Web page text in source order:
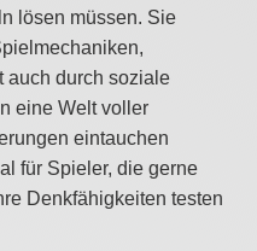
lösen müssen. Sie
auch durch soziale
eine Welt voller
eintauchen
für Spieler, die gerne
Denkfähigkeiten testen